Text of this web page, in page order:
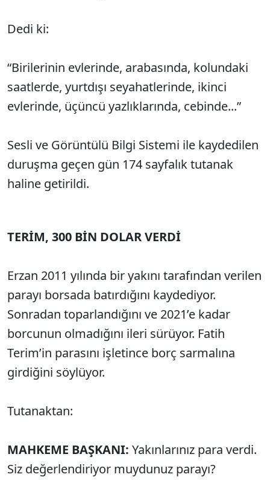
Dedi ki:
“Birilerinin evlerinde, arabasında, kolundaki
saatlerde, yurtdışı seyahatlerinde, ikinci
evlerinde, üçüncü yazlıklarında, cebinde...”
Sesli ve Görüntülü Bilgi Sistemi ile kaydedilen
duruşma geçen gün 174 sayfalık tutanak
haline getirildi.
TERİM, 300 BİN DOLAR VERDİ
Erzan 2011 yılında bir yakını tarafından verilen
parayı borsada batırdığını kaydediyor.
Sonradan toparlandığını ve 2021’e kadar
borcunun olmadığını ileri sürüyor. Fatih
Terim’in parasını işletince borç sarmalına
girdiğini söylüyor.
Tutanaktan:
MAHKEME BAŞKANI: Yakınlarınız para verdi.
Siz değerlendiriyor muydunuz parayı?